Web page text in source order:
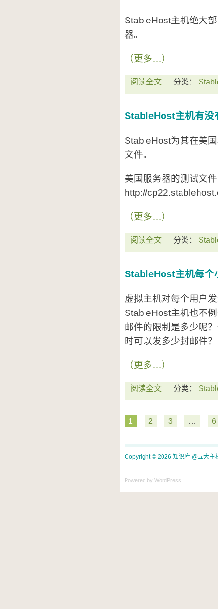
StableHost主机绝大
器。
（更多…）
阅读全文 分类：
StableHost主机有没
StableHost为其在美
文件。
美国服务器的测试文
http://
（更多…）
阅读全文 分类：
StableHost主机每个
虚拟主机对每个用户
StableHost主机也不
邮件的限制是多少呢
时可以发多少封邮件？
（更多…）
阅读全文 分类：
1 2 3 … 6
Copyright © 2026 知识库 @五大主
Powered by WordPress